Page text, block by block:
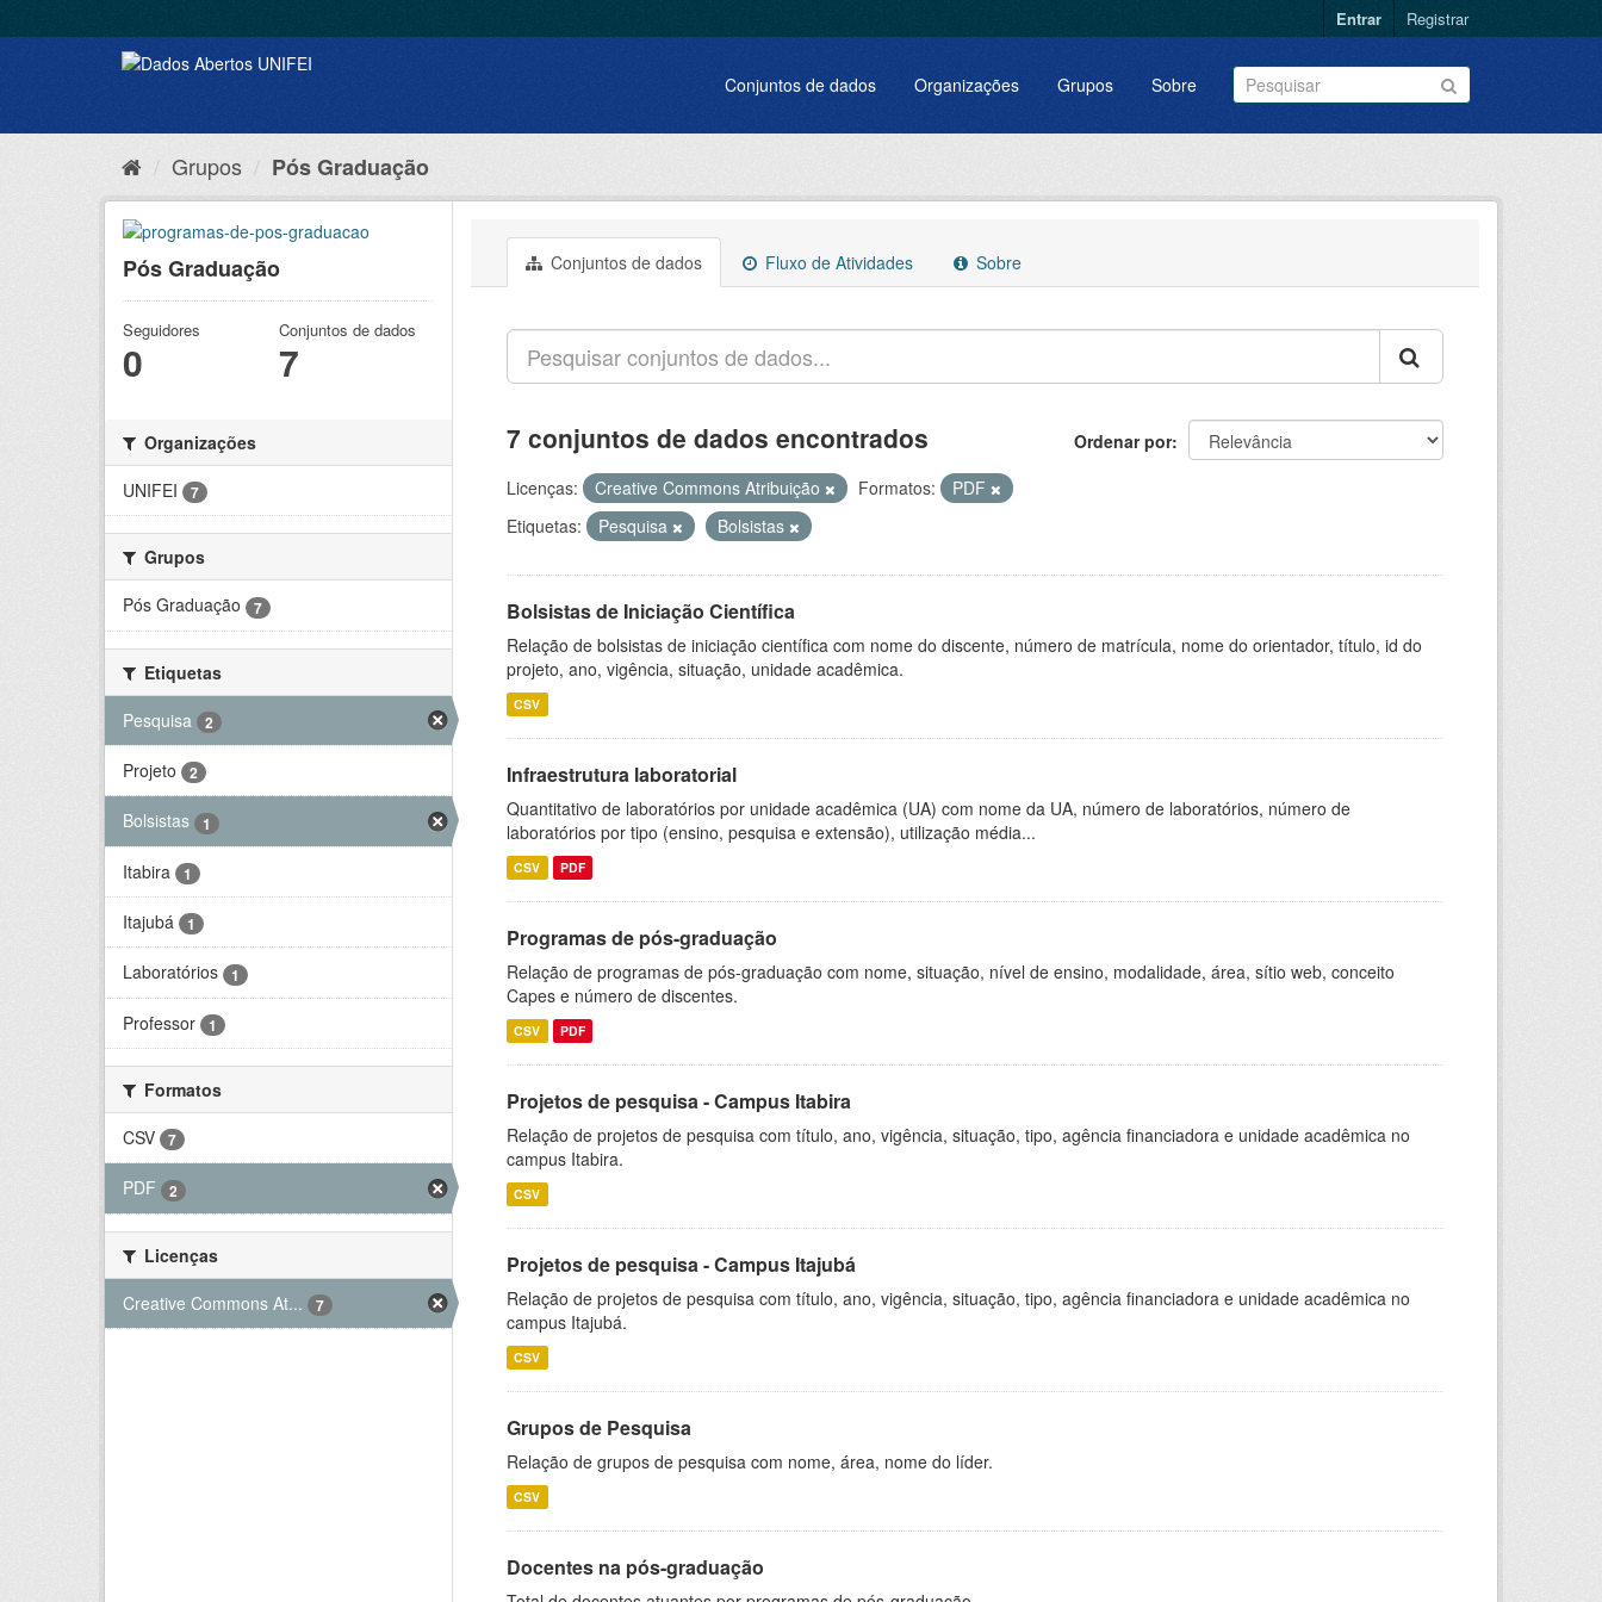
Entrar Registrar
Conjuntos de dados Organizações Grupos Sobre
Grupos Pós Graduação
Pós Graduação
Seguidores
0
Conjuntos de dados
7
Organizações
UNIFEI
7
Grupos
Pós Graduação
7
Etiquetas
Pesquisa
2
Projeto 2
Bolsistas 1
Itabira 1
Itajubá 1
Laboratórios 1
Professor 1
Formatos
CSV
7
PDF 2
Licenças
Creative Commons At...
7
Conjuntos de dados Fluxo de Atividades Sobre
Ordenar por
7 conjuntos de dados encontrados
Licenças: Creative Commons Atribuição Formatos:
PDF
Etiquetas:
Pesquisa Bolsistas
Bolsistas de Iniciação Científica
Relação de bolsistas de iniciação científica com nome do discente, número de matrícula, nome do orientador, título, id do
projeto, ano, vigência, situação, unidade acadêmica.
CSV
Infraestrutura laboratorial
Quantitativo de laboratórios por unidade acadêmica (UA) com nome da UA, número de laboratórios, número de
laboratórios por tipo (ensino, pesquisa e extensão), utilização média...
CSV PDF
Programas de pós-graduação
Relação de programas de pós-graduação com nome, situação, nível de ensino, modalidade, área, sítio web, conceito
Capes e número de discentes.
CSV PDF
Projetos de pesquisa - Campus Itabira
Relação de projetos de pesquisa com título, ano, vigência, situação, tipo, agência financiadora e unidade acadêmica no
campus Itabira.
CSV
Projetos de pesquisa - Campus Itajubá
Relação de projetos de pesquisa com título, ano, vigência, situação, tipo, agência financiadora e unidade acadêmica no
campus Itajubá.
CSV
Grupos de Pesquisa
Relação de grupos de pesquisa com nome, área, nome do líder.
CSV
Docentes na pós-graduação